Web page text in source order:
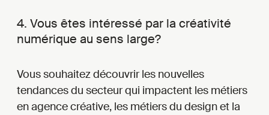
4. Vous êtes intéressé par la créativité
numérique au sens large?
Vous souhaitez découvrir les nouvelles
tendances du secteur qui impactent les métiers
en agence créative, les métiers du design et la